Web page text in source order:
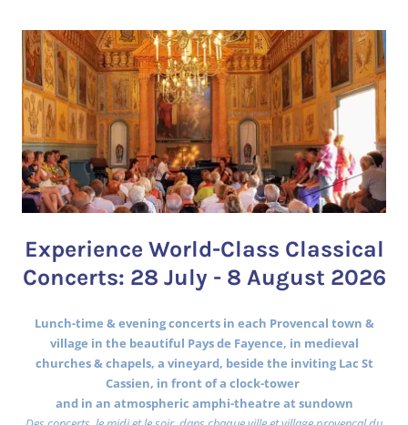
Experience World-Class Classical
Concerts: 28 July - 8 August 2026
Lunch-time & evening concerts in each Provencal town &
village in the beautiful Pays de Fayence, in medieval
churches & chapels, a vineyard, beside the inviting Lac St
Cassien, in front of a clock-tower
and in an atmospheric amphi-theatre at sundown